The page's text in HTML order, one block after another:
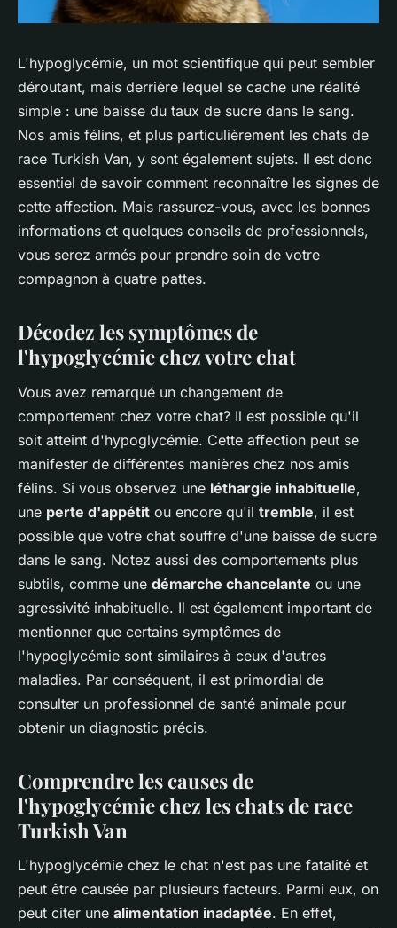
L'hypoglycémie, un mot scientifique qui peut sembler
déroutant, mais derrière lequel se cache une réalité
simple : une baisse du taux de sucre dans le sang.
Nos amis félins, et plus particulièrement les chats de
race Turkish Van, y sont également sujets. Il est donc
essentiel de savoir comment reconnaître les signes de
cette affection. Mais rassurez-vous, avec les bonnes
informations et quelques conseils de professionnels,
vous serez armés pour prendre soin de votre
compagnon à quatre pattes.
Décodez les symptômes de
l'hypoglycémie chez votre chat
Vous avez remarqué un changement de
comportement chez votre chat? Il est possible qu'il
soit atteint d'hypoglycémie. Cette affection peut se
manifester de différentes manières chez nos amis
félins. Si vous observez une léthargie inhabituelle,
une perte d'appétit ou encore qu'il tremble, il est
possible que votre chat souffre d'une baisse de sucre
dans le sang. Notez aussi des comportements plus
subtils, comme une démarche chancelante ou une
agressivité inhabituelle. Il est également important de
mentionner que certains symptômes de
l'hypoglycémie sont similaires à ceux d'autres
maladies. Par conséquent, il est primordial de
consulter un professionnel de santé animale pour
obtenir un diagnostic précis.
Comprendre les causes de
l'hypoglycémie chez les chats de race
Turkish Van
L'hypoglycémie chez le chat n'est pas une fatalité et
peut être causée par plusieurs facteurs. Parmi eux, on
peut citer une alimentation inadaptée. En effet,